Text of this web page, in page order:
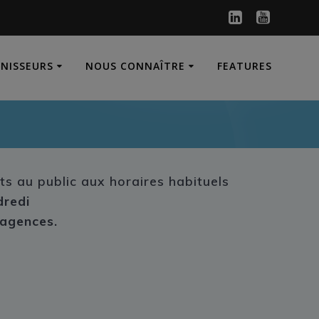
NOUS CONNAÎTRE FEATURES
au public aux horaires habituels